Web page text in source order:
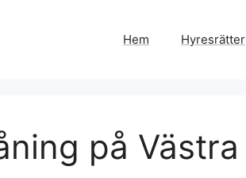
Hem Hyresrätter
på Västra